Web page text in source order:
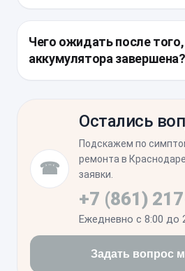
накопитель и наносится
вскрытии. Также мастер
питания и проверяет
могли повредить соседние
Чего ожидать после
аккумулятора завершена?
полностью зарядить и
Проверьте стабильность
отсутствие уведомлений об
настройках системы.
☎
Остались
Подскажем по
ремонта в
заявки.
+7 (861)
Ежедневно с 8:00 до
Задать вопрос